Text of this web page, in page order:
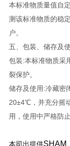
本标准物质量值自
测该标准物质的稳
户。
五、包装、储存及
包装:本标准物质采
裂保护。
储存及使用:冷藏密
20±4℃，并充分摇
用，使用中严格防
本司出提供